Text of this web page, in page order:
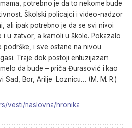
potrebno je da to nekome bude
Školski policajci i video-nadzor
ali ipak potrebno je da se svi nivoi
i u zatvor, a kamoli u škole. Pokazalo
podrške, i sve ostane na nivou
Traje dok postoji entuzijazam
da bude – priča Đurasović i kao
Sad, Bor, Arilje, Loznicu… (M. M. R.)
vesti/naslovna/hronika